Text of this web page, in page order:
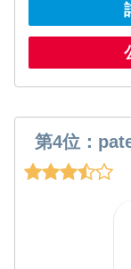
第4位：